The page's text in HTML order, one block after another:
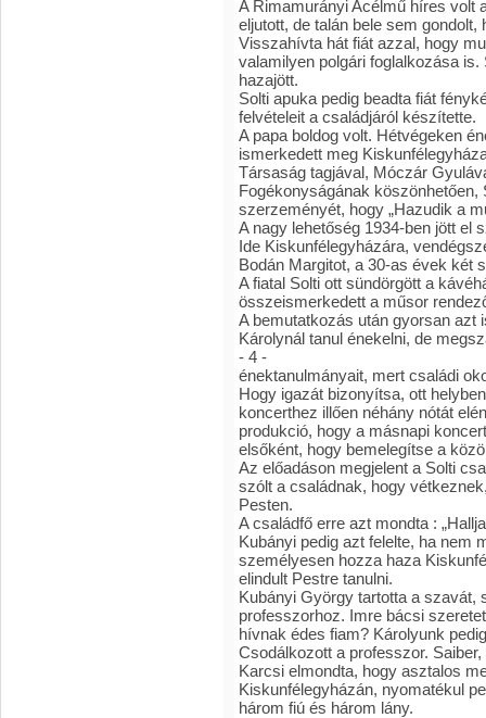
A Rimamurányi Acélmű híres volt
eljutott, de talán bele sem
Visszahívta hát fiát azzal, hogy
valamilyen polgári foglalkozása
hazajött.
Solti apuka pedig beadta fiát
felvételeit a családjáról készítette.
A papa boldog volt. Hétvégeken
ismerkedett meg
Társaság tagjával, Móczár
Fogékonyságának
szerzeményét, hogy „Hazudik a
A nagy lehetőség 1934-ben jött el
Ide Kiskunfélegyházára,
Bodán Margitot, a 30-as évek két
A fiatal Solti ott sündörgött a
összeismerkedett a műsor
A bemutatkozás után gyorsan azt
Károlynál tanul énekelni, de
- 4 -
énektanulmányait, mert családi
Hogy igazát bizonyítsa, ott
koncerthez illően néhány nótát
produkció, hogy a másnapi
elsőként, hogy bemelegítse a
Az előadáson megjelent a Solti
szólt a családnak, hogy
Pesten.
A családfő erre azt mondta :
Kubányi pedig azt felelte, ha nem
személyesen hozza haza
elindult Pestre tanulni.
Kubányi György tartotta a szavát,
professzorhoz. Imre bácsi
hívnak édes fiam? Károlyunk
Csodálkozott a professzor.
Karcsi elmondta, hogy asztalos
Kiskunfélegyházán, nyomatékul
három fiú és három lány.